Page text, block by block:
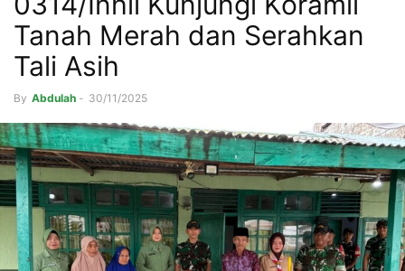
Tanah Merah dan Serahkan
Tali Asih
By Abdulah - 30/11/2025